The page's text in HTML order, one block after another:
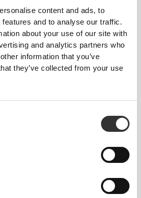
content and ads, to
and to analyse our traffic.
about your use of our site with
and analytics partners who
information that you’ve
they’ve collected from your use
τεχνολογία ινών με ιδιότητες
υγρασίας που σας βοηθούν να
στεγνοί και άνετοι.
REVOKNIT
μια προηγμένη τεχνολογία
αναπτύχθηκε από την Prozis και